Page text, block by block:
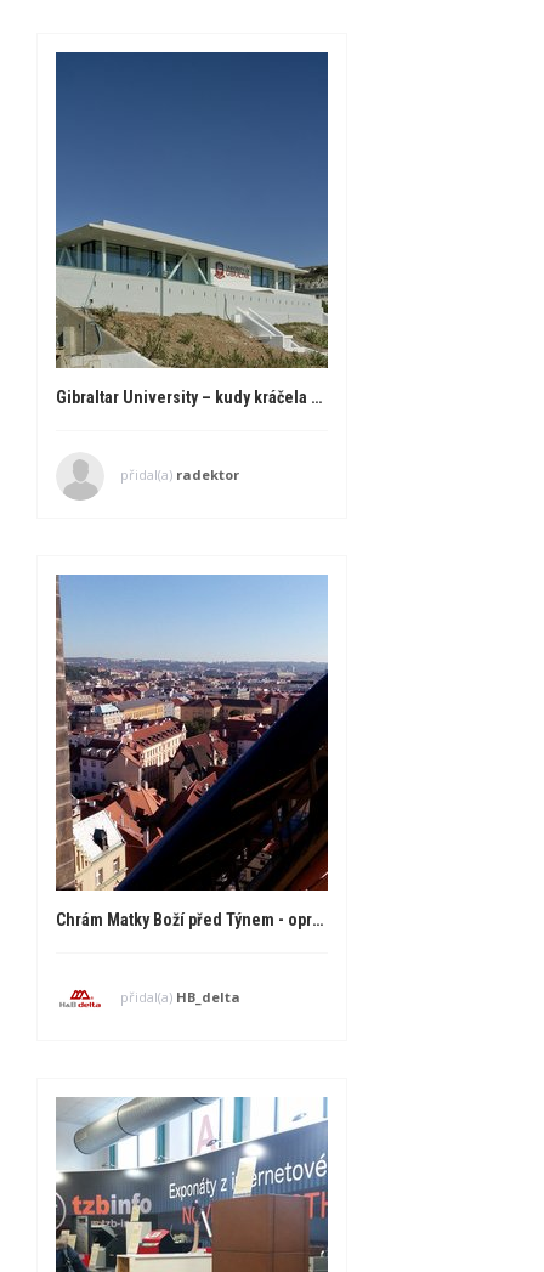
Gibraltar University – kudy kráčela historie
přidal(a) radektor
Chrám Matky Boží před Týnem - oprava krovu a střechy
přidal(a) HB_delta